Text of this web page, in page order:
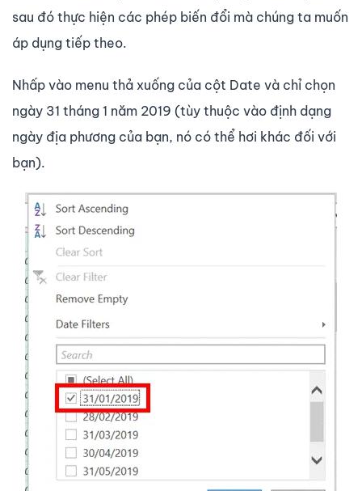
sau đó thực hiện các phép biến đổi mà chúng ta muốn
áp dụng tiếp theo.
Nhấp vào menu thả xuống của cột Date và chỉ chọn
ngày 31 tháng 1 năm 2019 (tùy thuộc vào định dạng
ngày địa phương của bạn, nó có thể hơi khác đối với
bạn).